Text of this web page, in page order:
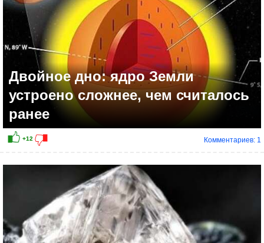
Двойное дно: ядро Земли
устроено сложнее, чем считалось
ранее
Комментариев: 1